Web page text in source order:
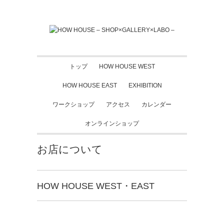
トップ HOW HOUSE WEST
HOW HOUSE EAST EXHIBITION
ワークショップ アクセス カレンダー
オンラインショップ
お店について
HOW HOUSE WEST・EAST